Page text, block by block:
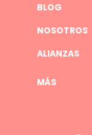
BLOG
NOSOTROS
ALIANZAS
MÁS